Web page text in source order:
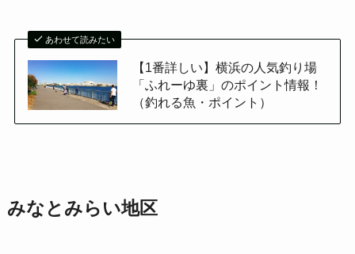
あわせて読みたい
【1番詳しい】横浜の人気釣り場
「ふれーゆ裏」のポイント情報！
（釣れる魚・ポイント）
みなとみらい地区